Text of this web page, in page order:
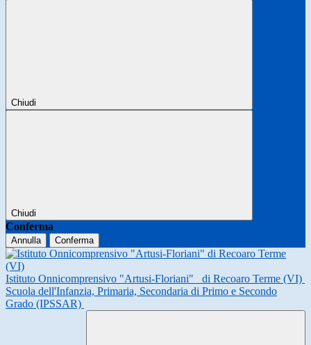
Chiudi
Chiudi
Conferma
Annulla Conferma
Istituto Onnicomprensivo "Artusi-Floriani"
di Recoaro Terme (VI)
Scuola dell'Infanzia, Primaria, Secondaria di Primo e Secondo
Grado (IPSSAR)